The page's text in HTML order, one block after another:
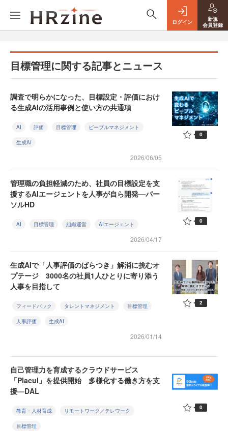
ログイン
新規
会員登録
目標管理に関する記事とニュース
調査で明らかになった、目標設定・評価におけ
る生成AIの活用事例と使い方の共通項
AI 評価 目標管理 ピープルマネジメント
生成AI
2026/06/05
0
管理職の負担軽減のため、社員の目標設定を支
援するAIエージェントを人事が自ら開発—パー
ソルHD
AI 目標管理 組織運営 AIエージェント
2026/04/17
0
生成AIで「人事評価のばらつき」解消に挑むオ
プテージ 3000名の社員1人ひとりに寄り添う
人事を目指して
フィードバック タレントマネジメント 目標管理
人事評価 生成AI
2026/01/14
2
自己管理力を育成するクラウドサービス
「Placul」を提供開始 多様化する働き方を支
援—DAL
教育・人材育成 リモートワーク／テレワーク
目標管理
0